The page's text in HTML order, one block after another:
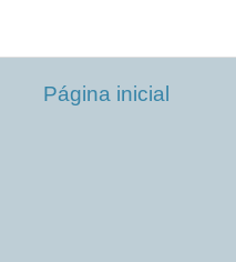
Página inicial